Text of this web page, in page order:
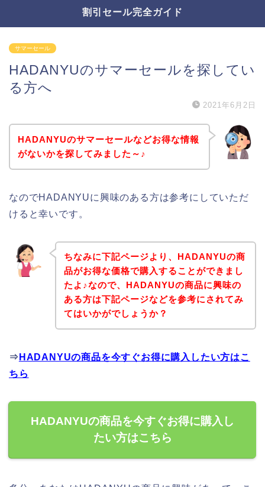
割引セール完全ガイド
サマーセール
HADANYUのサマーセールを探してい
る方へ
2021年6月2日
HADANYUのサマーセールなどお得な情報
がないかを探してみました～♪
なのでHADANYUに興味のある方は参考にしていただ
けると幸いです。
ちなみに下記ページより、HADANYUの商
品がお得な価格で購入することができまし
たよ♪なので、HADANYUの商品に興味の
ある方は下記ページなどを参考にされてみ
てはいかがでしょうか？
⇒ HADANYUの商品を今すぐお得に購入したい方はこ
ちら
HADANYUの商品を今すぐお得に購入し
たい方はこちら